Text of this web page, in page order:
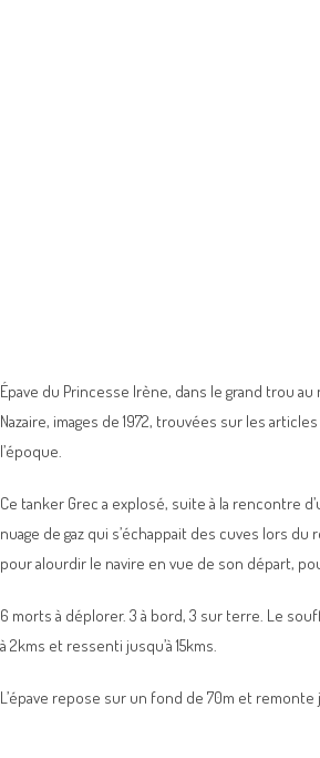
Épave du Princesse Irène, dans le grand trou
Nazaire, images de 1972, trouvées sur les
l’époque.
Ce tanker Grec a explosé, suite à la rencontre
nuage de gaz qui s’échappait des cuves lors
pour alourdir le navire en vue de son départ,
6 morts à déplorer. 3 à bord, 3 sur terre. Le
à 2kms et ressenti jusqu’à 15kms.
L’épave repose sur un fond de 70m et remonte